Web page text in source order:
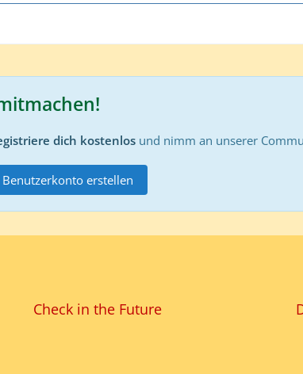
dich kostenlos und nimm an unserer
Benutzerkonto erstellen
Check in the Future